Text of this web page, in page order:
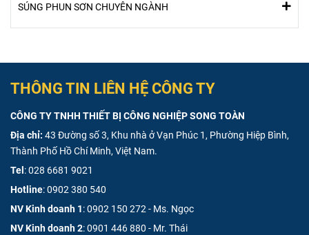
SÚNG PHUN SƠN CHUYÊN NGÀNH
THÔNG TIN LIÊN HỆ CÔNG TY
CÔNG TY TNHH THIẾT BỊ CÔNG NGHIỆP SONG TOÀN
Địa chỉ: 43 Đường số 3, Khu nhà ở Vạn Phúc 1, Phường Hiệp Bình,
Thành Phố Hồ Chí Minh, Việt Nam.
Tel :028 6681 9021
Hotline:0902 380 540
NV Kinh doanh 1:0902 150 272 - Ms. Ngọc
NV Kinh doanh 2:0901 446 880 - Mr. Thái